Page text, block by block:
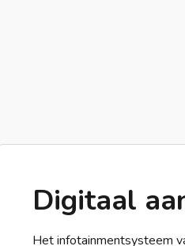
Digitaal
Het infotainmentsysteem